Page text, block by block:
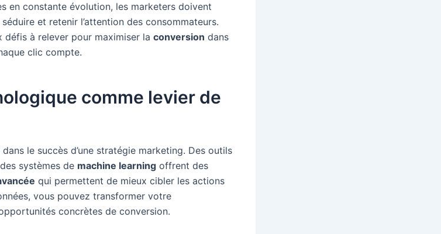
en constante évolution, les marketers doivent
et retenir l’attention des consommateurs.
défis à relever pour maximiser la conversion dans
clic compte.
comme levier de
le succès d’une stratégie marketing. Des outils
systèmes de machine learning offrent des
qui permettent de mieux cibler les actions
vous pouvez transformer votre
concrètes de conversion.